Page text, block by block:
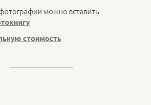
можно вставить
стоимость